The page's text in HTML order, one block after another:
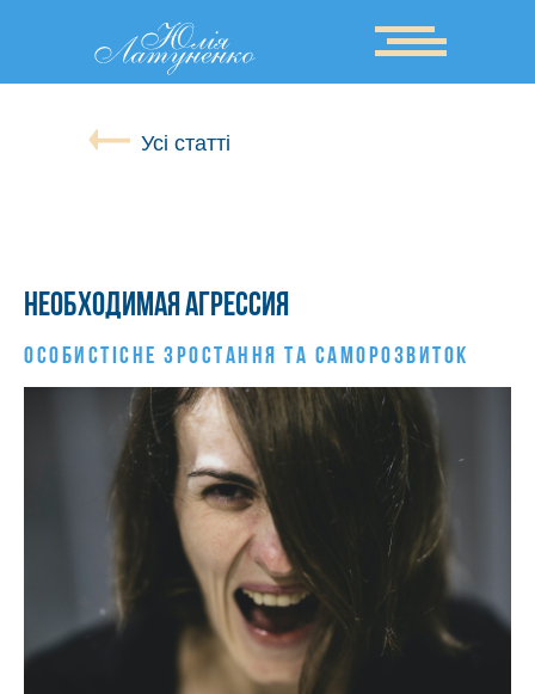
Усі статті
Необходимая агрессия
ОСОБИСТIСНЕ ЗРОСТАННЯ ТА САМОРОЗВИТОК